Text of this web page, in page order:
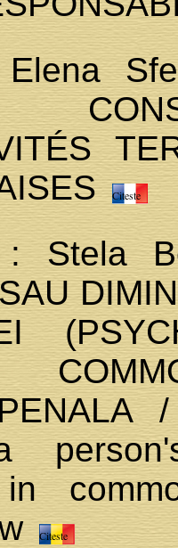
Citeste
Stela
in
Citeste